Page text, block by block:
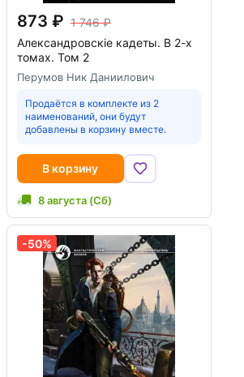
873
1 746
Александровскiе кадеты. В 2-х
томах. Том 2
Перумов Ник Даниилович
Продаётся в комплекте из 2
наименований, они будут
добавлены в корзину вместе.
В корзину
8 августа (Сб)
-50%